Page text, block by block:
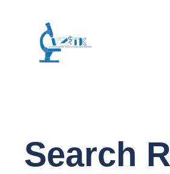
Search